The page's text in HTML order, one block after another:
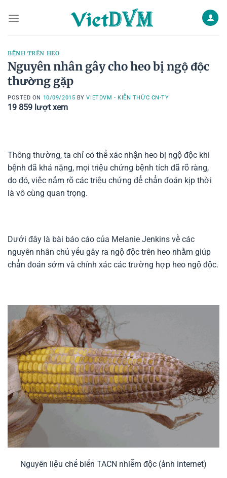
BỆNH TRÊN HEO
Nguyên nhân gây cho heo bị ngộ độc
thường gặp
POSTED ON 10/09/2015 BYVIETDVM - KIẾN THỨC CN-TY
19 859 lượt xem
Thông thường, ta chỉ có thể xác nhận heo bị ngộ độc khi
bệnh đã khá nặng, mọi triệu chứng bệnh tích đã rõ ràng,
do đó, việc nắm rõ các triệu chứng để chẩn đoán kịp thời
là vô cùng quan trọng.
Dưới đây là bài báo cáo của Melanie Jenkins về các
nguyên nhân chủ yếu gây ra ngộ độc trên heo nhằm giúp
chẩn đoán sớm và chính xác các trường hợp heo ngộ độc.
Nguyên liệu chế biến TACN nhiễm độc (ảnh internet)